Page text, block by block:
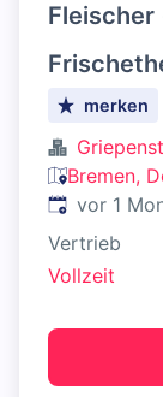
Fleischer
merken
Bremen,
vor 1
Vertrieb
Vollzeit